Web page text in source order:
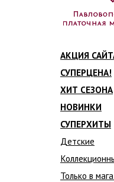
АКЦИЯ
СУПЕРЦЕНА!
ХИТ СЕЗОНА
НОВИНКИ
СУПЕРХИТЫ
Детские
Только в